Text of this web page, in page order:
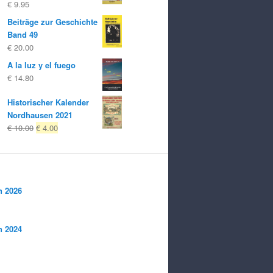
€ 9.95
Beiträge zur Geschichte
Band 49
€ 20.00
A la luz y el fuego
€ 14.80
Historischer Kalender
Nordhausen 2021
€10.00 El
original
€ 4.00El
actual
2026
2024